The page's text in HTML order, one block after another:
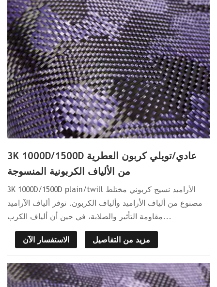
3K 1000D/1500D عادي/تويلي كربون العطرية
من الألياف الكربونية المنسوجة
3K 1000D/1500D plain/twill الأراميد نسيج كربوني مختلط
مصنوع من ألياف الأراميد وألياف الكربون. توفر ألياف الآراميد
مقاومة التأثير والصلابة، في حين أن ألياف الكرب...
الاستفسار الآن مزيد من التفاصيل